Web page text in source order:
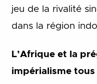
jeu de la rivalité
dans la région
L’Afrique et la
impérialisme tous